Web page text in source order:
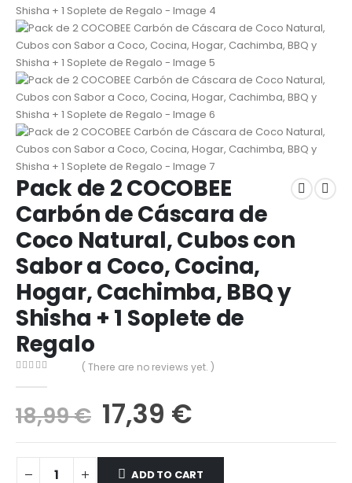
Pack de 2 COCOBEE
Carbón de Cáscara de
Coco Natural, Cubos con
Sabor a Coco, Cocina,
Hogar, Cachimba, BBQ y
Shisha + 1 Soplete de
Regalo
( There are no reviews yet. )
18,99€ 17,39 €
ADD TO CART